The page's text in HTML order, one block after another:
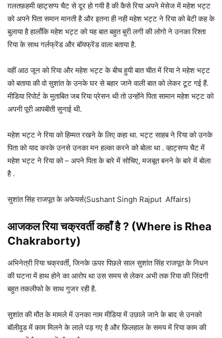
ग़लतफ़हमी व्हाट्सप्प चैट से दूर हो गयी है की कैसे रिया अपने मेसेज में महेश भट्ट
को अपने पिता समान मानती है और इतना ही नही महेश भट्ट ने रिया को बेटी कह के
बुलाया है हालाँकि महेश भट्ट को यह बात बहुत बुरी लगी की लोगो ने उनका रिश्ता
रिया के साथ गर्लफ्रेंड और बॉयफ्रेंड वाला बताया है.
वहीं आठ जून को रिया और महेश भट्ट के बीच हुयी बात चीत में रिया ने महेश भट्ट
को बताया की वो सुशांत के उनके घर से बहार जाने वाली बात को लेकर टूट गई हैं.
मीडिया रिपोर्ट के मुताबित जब रिया प्रेसन थी तो उन्होंने पिता सामान महेश भट्ट को
अपनी पूरी आपबीती सुनाई थी.
महेश भट्ट ने रिया को हिम्मत रखने के लिए कहा था. भट्ट साहब ने रिया को उनके
पिता को याद करके उनसे उनका मन हल्का करने को बोला था . व्हाट्सप्प चैट में
महेश भट्ट ने रिया को – अपने पिता के बारे में सोचिए, मजबूत बनने के बारे में बोला
है .
सुशांत सिंह राजपूत के अफेयर्स(Sushant Singh Rajput Affairs)
आजकलरिया चक्रवर्ती कहाँ है ? (Where is Rhea
Chakraborty)
अभिनेत्री रिया चक्रवर्ती, जिनके ऊपर पिछले साल सुशांत सिंह राजपूत के निधन
की घटना में हाथ होने का आरोप था उस समय से लेकर अभी तक रिया की जिंदगी
बहुत तकलीफो के साथ गुजर रही है.
सुशांत की मौत के मामले में उनका नाम मीडिया में उछाले जाने के बाद से उनको
बॉलीवुड में काम मिलने के लाले पड़ गए है और फ़िलहाल के समय में रिया काम की